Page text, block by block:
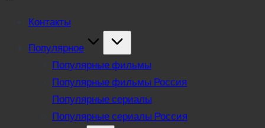
Контакты
Популярное
Популярные фильмы
Популярные фильмы Россия
Популярные сериалы
Популярные сериалы Россия